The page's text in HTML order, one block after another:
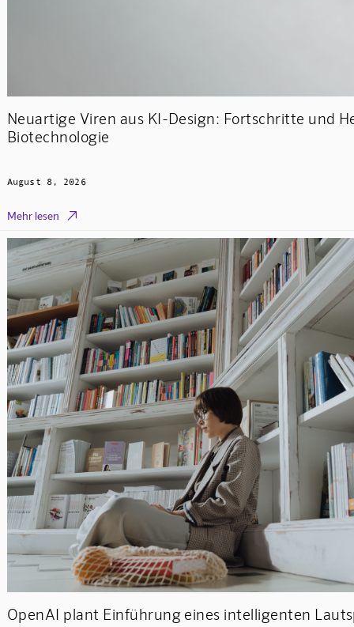
Neuartige Viren aus KI-Design: Fortschritte und
Biotechnologie
August 8, 2026
Mehr lesen 
OpenAI plant Einführung eines intelligenten